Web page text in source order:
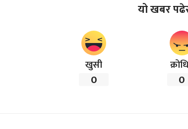
यो खबर
खुसी
0 0